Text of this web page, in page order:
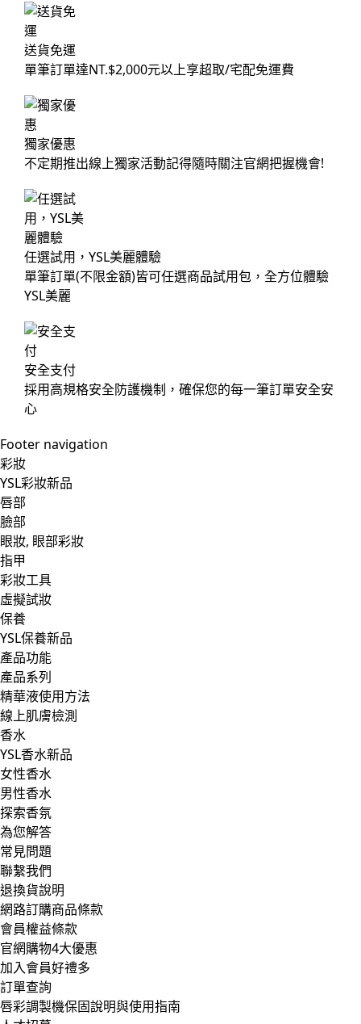
送貨免運
單筆訂單達NT.$2,000元以上享超取/宅配免運費
獨家優惠
不定期推出線上獨家活動記得隨時關注官網把握機會!
任選試用，YSL美麗體驗
單筆訂單(不限金額)皆可任選商品試用包，全方位體驗
YSL美麗
安全支付
採用高規格安全防護機制，確保您的每一筆訂單安全安
心
Footer navigation
彩妝
YSL彩妝新品
唇部
臉部
眼妝, 眼部彩妝
指甲
彩妝工具
虛擬試妝
保養
YSL保養新品
產品功能
產品系列
精華液使用方法
線上肌膚檢測
香水
YSL香水新品
女性香水
男性香水
探索香氛
為您解答
常見問題
聯繫我們
退換貨說明
網路訂購商品條款
會員權益條款
官網購物4大優惠
加入會員好禮多
訂單查詢
唇彩調製機保固說明與使用指南